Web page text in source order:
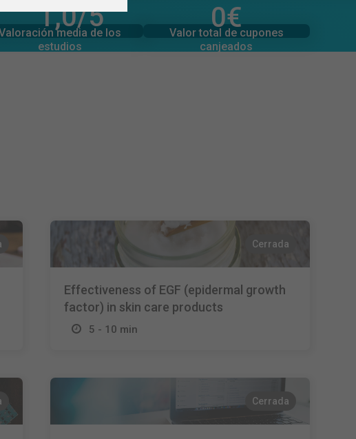
1,0/5
media de los
estudios
0
total de valoraciones 0€
Valor total de cupones
canjeados
0€
Valor total de donaciones
Cerrada
Effectiveness of EGF (epidermal growth
factor) in skin care products
5 - 10 min
Cerrada
English